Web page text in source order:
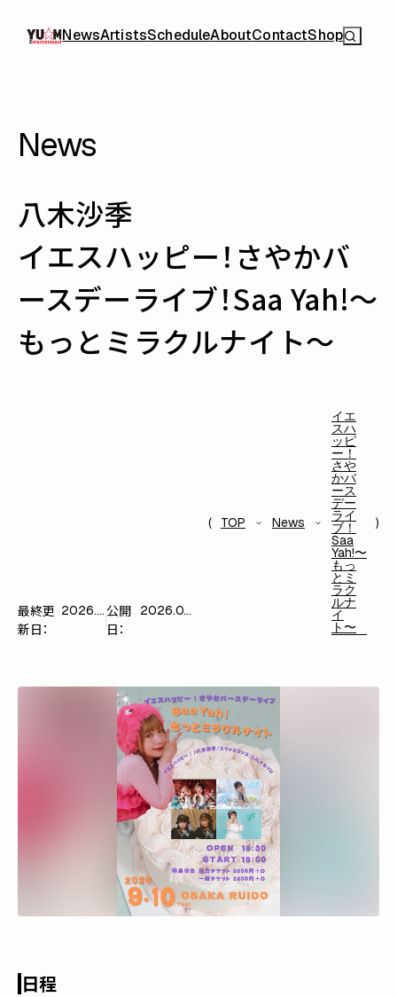
NewsArtistsScheduleAboutContactShop
News
八木沙季
イエスハッピー！さやかバ
ースデーライブ！Saa Yah!〜
もっとミラクルナイト〜
最終更
新日：
2026.07.06 公開
日：
2026.07.06
TOP News
イエ
スハ
ッピ
ー！
さや
かバ
ース
デー
ライ
ブ！
Saa
Yah!〜
もっ
とミ
ラク
ルナ
イ
ト〜
日程